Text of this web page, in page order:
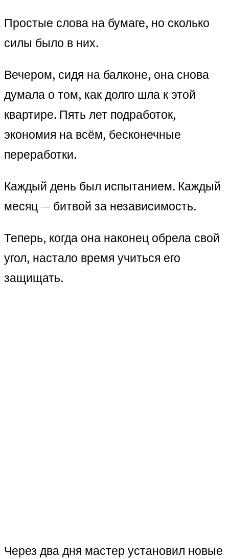
Простые слова на бумаге, но сколько
силы было в них.
Вечером, сидя на балконе, она снова
думала о том, как долго шла к этой
квартире. Пять лет подработок,
экономия на всём, бесконечные
переработки.
Каждый день был испытанием. Каждый
месяц — битвой за независимость.
Теперь, когда она наконец обрела свой
угол, настало время учиться его
защищать.
Через два дня мастер установил новые